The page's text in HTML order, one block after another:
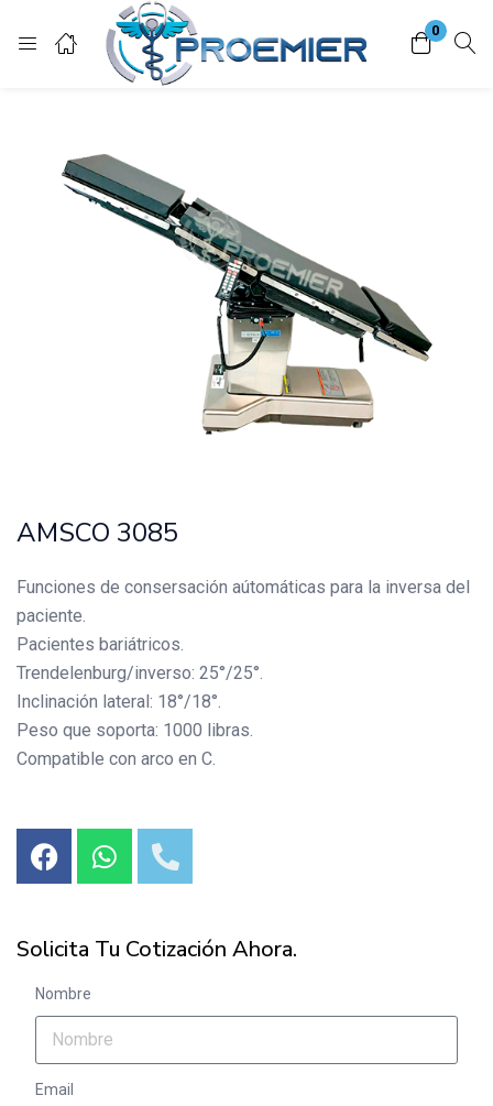
0
Lost password?
AMSCO 3085
Funciones de consersación aútomáticas para la inversa del
paciente.
Pacientes bariátricos.
Trendelenburg/inverso: 25°/25°.
Inclinación lateral: 18°/18°.
Peso que soporta: 1000 libras.
Compatible con arco en C.
Solicita Tu Cotización Ahora.
Nombre
Email